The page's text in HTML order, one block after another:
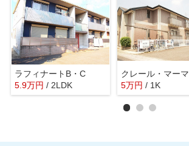
ラフィナートB・C
5.9万円 / 2LDK
クレール・マーマ
5万円 / 1K